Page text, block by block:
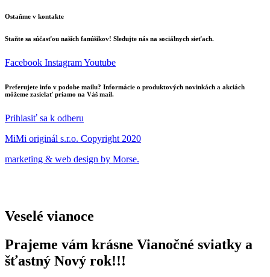
Ostaňme v kontakte
Staňte sa súčasťou naších fanúšikov! Sledujte nás na sociálnych sieťach.
Facebook InstagramYoutube
Preferujete info v podobe mailu? Informácie o produktových novinkách a akciách
môžeme zasielať priamo na Váš mail.
Prihlasiť sa k odberu
MiMi originál s.r.o. Copyright 2020
marketing & web design by Morse.
Veselé vianoce
Prajeme vám krásne Vianočné sviatky a
šťastný Nový rok!!!